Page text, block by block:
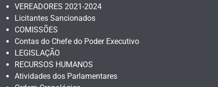
VEREADORES 2021-2024
Licitantes Sancionados
COMISSÕES
Contas do Chefe do Poder Executivo
LEGISLAÇÃO
RECURSOS HUMANOS
Atividades dos Parlamentares